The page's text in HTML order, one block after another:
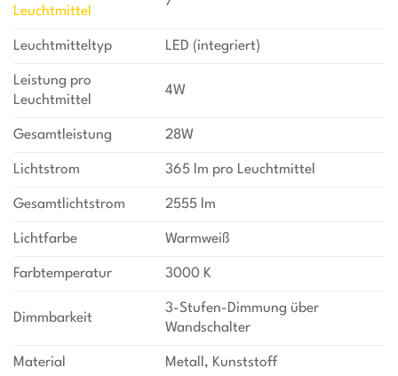
Leuchtmittel
Leuchtmitteltyp LED (integriert)
Leistung pro
Leuchtmittel
4W
Gesamtleistung 28W
Lichtstrom 365 lm pro Leuchtmittel
Gesamtlichtstrom 2555 lm
Lichtfarbe Warmweiß
Farbtemperatur 3000 K
Dimmbarkeit
3-Stufen-Dimmung über
Wandschalter
Material Metall, Kunststoff